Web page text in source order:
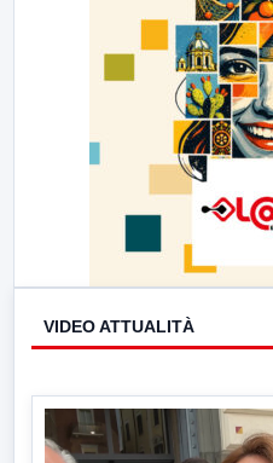
VIDEO ATTUALITÀ